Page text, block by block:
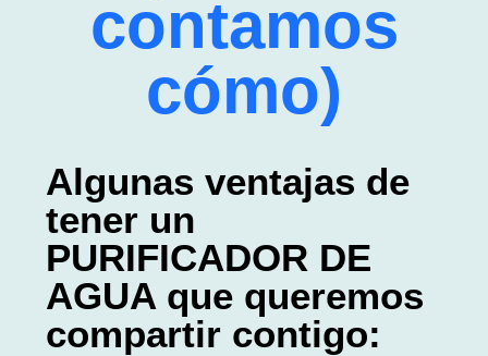
contamos
cómo)
Algunas ventajas de
tener un
PURIFICADOR DE
AGUA que queremos
compartir contigo: